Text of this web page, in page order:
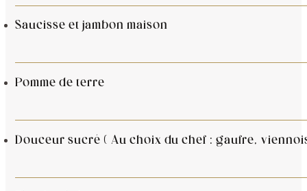
Saucisse et jambon maison
Pomme de terre
Douceur sucré ( Au choix du chef : gaufre,